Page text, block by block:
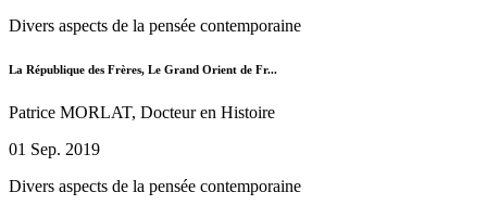
Divers aspects de la pensée contemporaine
La République des Frères, Le Grand Orient de Fr...
Patrice MORLAT, Docteur en Histoire
01 Sep. 2019
Divers aspects de la pensée contemporaine